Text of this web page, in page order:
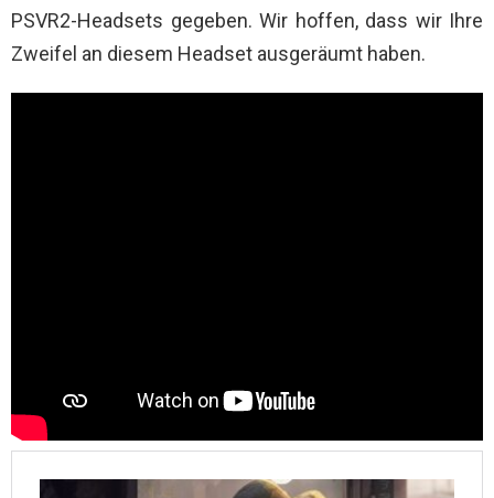
PSVR2-Headsets gegeben. Wir hoffen, dass wir Ihre
Zweifel an diesem Headset ausgeräumt haben.